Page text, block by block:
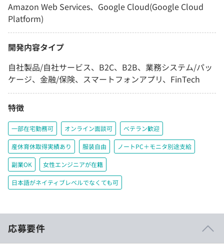
Amazon Web Services、Google Cloud(Google Cloud
Platform)
開発内容タイプ
自社製品/自社サービス、B2C、B2B、業務システム/パッ
ケージ、金融/保険、スマートフォンアプリ、FinTech
特徴
一部在宅勤務可 オンライン面談可 ベテラン歓迎
産休育休取得実績あり 服装自由 ノートPC＋モニタ別途支給
副業OK 女性エンジニアが在籍
日本語がネイティブレベルでなくても可
応募要件